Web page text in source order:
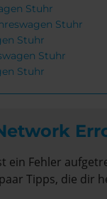
Stuhr
Stuhr
Stuhr
Stuhr
Stuhr
ein Fehler
Tipps, die dir